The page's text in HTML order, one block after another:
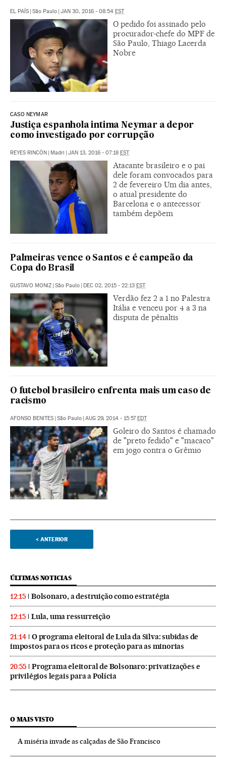
EL PAÍS | São Paulo | JAN 30, 2016 - 08:54 EST
O pedido foi assinado pelo
procurador-chefe do MPF de
São Paulo, Thiago Lacerda
Nobre
CASO NEYMAR
Justiça espanhola intima Neymar a depor
como investigado por corrupção
REYES RINCÓN Madri JAN 13, 2016 - 07:18 EST
Atacante brasileiro e o pai
dele foram convocados para
2 de fevereiro Um dia antes,
o atual presidente do
Barcelona e o antecessor
também depõem
Palmeiras vence o Santos e é campeão da
Copa do Brasil
GUSTAVO MONIZ São Paulo DEC 02, 2015 - 22:13 EST
Verdão fez 2 a 1 no Palestra
Itália e venceu por 4 a 3 na
disputa de pênaltis
O futebol brasileiro enfrenta mais um caso de
racismo
AFONSO BENITES São Paulo AUG 29, 2014 - 15:57 EDT
Goleiro do Santos é chamado
de "preto fedido" e "macaco"
em jogo contra o Grêmio
< ANTERIOR
ÚLTIMAS NOTICIAS
12:15 Bolsonaro, a destruição como estratégia
12:15 Lula, uma ressurreição
21:14
O programa eleitoral de Lula da Silva: subidas de
impostos para os ricos e proteção para as minorias
20:55
Programa eleitoral de Bolsonaro: privatizações e
privilégios legais para a Polícia
O MAIS VISTO
A miséria invade as calçadas de São Francisco